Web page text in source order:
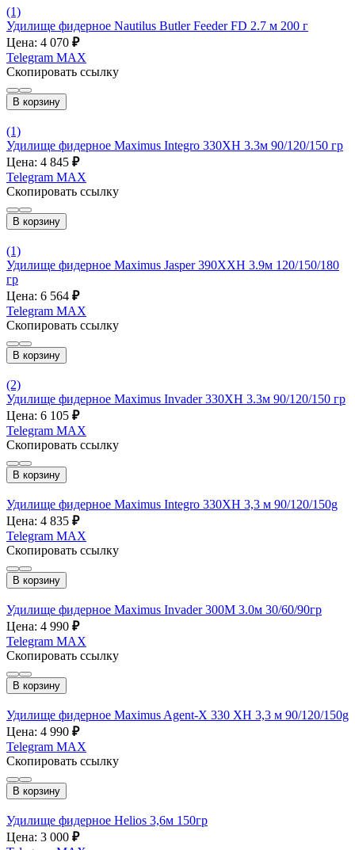
(1)
Удилище фидерное Nautilus Butler Feeder FD 2.7 м 200 г
Цена: 4 070 ₽
Telegram MAX
Скопировать ссылку
В корзину
(1)
Удилище фидерное Maximus Integro 330XH 3.3м 90/120/150 гр
Цена: 4 845 ₽
Telegram MAX
Скопировать ссылку
В корзину
(1)
Удилище фидерное Maximus Jasper 390XXH 3.9м 120/150/180
гр
Цена: 6 564 ₽
Telegram MAX
Скопировать ссылку
В корзину
(2)
Удилище фидерное Maximus Invader 330XH 3.3м 90/120/150 гр
Цена: 6 105 ₽
Telegram MAX
Скопировать ссылку
В корзину
Удилище фидерное Maximus Integro 330XH 3,3 м 90/120/150g
Цена: 4 835 ₽
Telegram MAX
Скопировать ссылку
В корзину
Удилище фидерное Maximus Invader 300M 3.0м 30/60/90гр
Цена: 4 990 ₽
Telegram MAX
Скопировать ссылку
В корзину
Удилище фидерное Maximus Agent-X 330 XH 3,3 м 90/120/150g
Цена: 4 990 ₽
Telegram MAX
Скопировать ссылку
В корзину
Удилище фидерное Helios 3,6м 150гр
Цена: 3 000 ₽